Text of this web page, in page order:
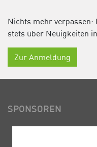
Nichts mehr
stets über Neuigkeiten
Zur Anmeldung
SPONSOREN